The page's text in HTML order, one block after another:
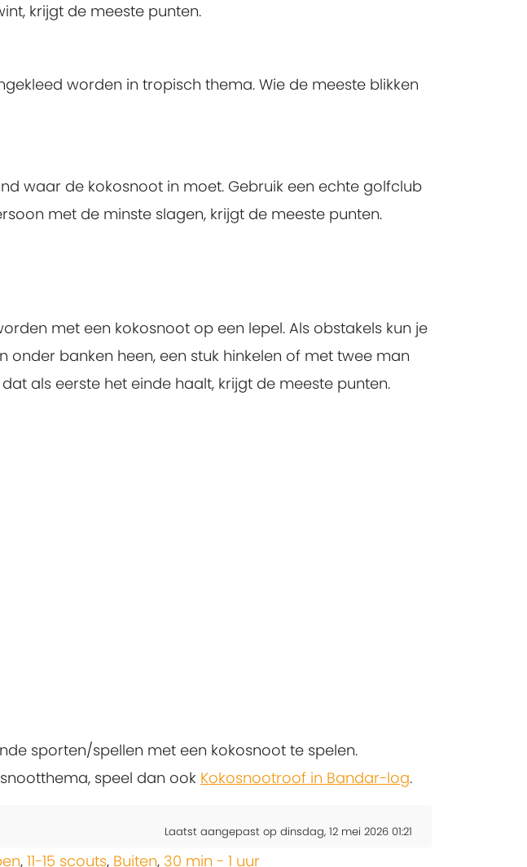
krijgt de meeste punten.
worden in tropisch thema. Wie de meeste blikken
waar de kokosnoot in moet. Gebruik een echte golfclub
met de minste slagen, krijgt de meeste punten.
met een kokosnoot op een lepel. Als obstakels kun je
banken heen, een stuk hinkelen of met twee man
als eerste het einde haalt, krijgt de meeste punten.
sporten/spellen met een kokosnoot te spelen.
speel dan ook Kokosnootroof in Bandar-log.
Laatst aangepast op dinsdag, 12 mei 2026 01:21
, 11-15 scouts, Buiten, 30 min - 1 uur